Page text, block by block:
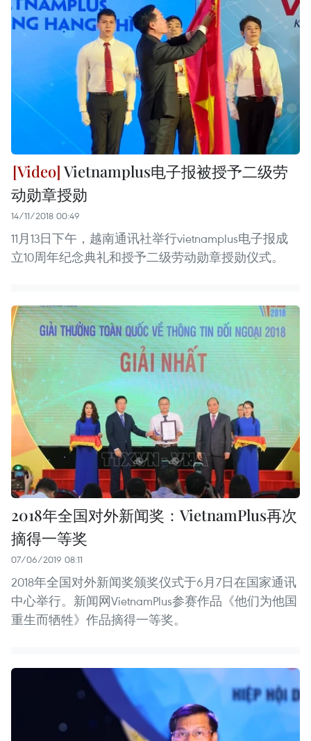
Vietnamplus电子报被授予二级劳
动勋章授勋
14/11/2018 00:49
11月13日下午，越南通讯社举行vietnamplus电子报成
立10周年纪念典礼和授予二级劳动勋章授勋仪式。
2018年全国对外新闻奖：VietnamPlus再次
摘得一等奖
07/06/2019 08:11
2018年全国对外新闻奖颁奖仪式于6月7日在国家通讯
中心举行。新闻网VietnamPlus参赛作品《他们为他国
重生而牺牲》作品摘得一等奖。